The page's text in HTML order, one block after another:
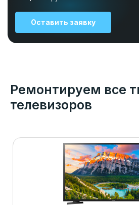
Оставить заявку
Ремонтируем все
телевизоров